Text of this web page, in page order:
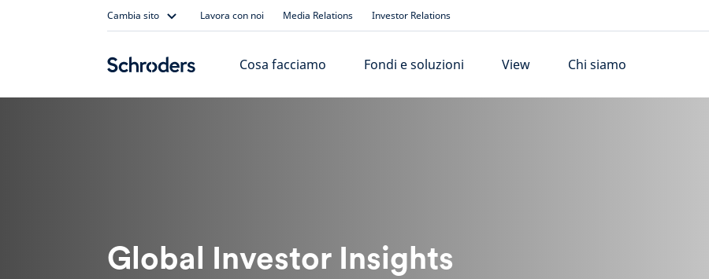
Cambia sito Lavora con noi Media Relations Investor Relations
Cosa facciamo Fondi e soluzioni View Chi siamo
Global Investor Insights